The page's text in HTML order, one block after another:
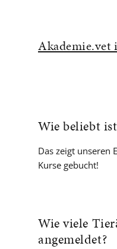
Akademie.vet
Wie beliebt
Das zeigt unseren
Kurse gebucht!
Wie viele
angemeldet?